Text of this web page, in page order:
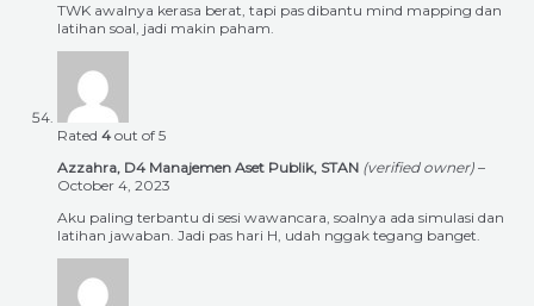
TWK awalnya kerasa berat, tapi pas dibantu mind mapping dan
latihan soal, jadi makin paham.
Rated 4 out of 5
Azzahra, D4 Manajemen Aset Publik, STAN (verified owner) –
October 4, 2023
Aku paling terbantu di sesi wawancara, soalnya ada simulasi dan
latihan jawaban. Jadi pas hari H, udah nggak tegang banget.